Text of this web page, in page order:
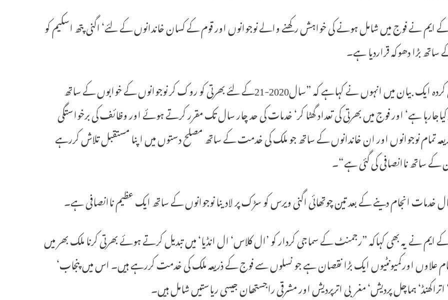
ایم نے فوج میں شامل ہونے کی خواہش رکھنے والے نوجوانوں اور قوم کے کسان خاندانوں کے لئے‘ اگنی پتھ اسکیم کو
بڑا دھوکہ قراردیا ہے۔
جاری کردہ ایک بیان میں انہوں نے کہاہے کہ ”سال2020-21کے لئے بھرتی کو روک کر نوجوانوں کے خوابوں کے ساتھ
کیاجارہا ہے‘ اور فوج میں بھرتی کی تعداد گھٹا کر‘ خدمات کی حد چار سال تک مقرر کرتے ہوئے اور وظائف کی برخواستگی
تمام نوجوانوں اور ان خاندانوں کے ساتھ جو ملک کی خدمت کے ساتھ مصلح دستوں میں اپنا مستقبل تلاش کررہے
کے ساتھ ناانصافی کی گئی ہے“۔
خدمات انجام دینے کے بعد تین چوتھائی اگنی ویرس کو سڑک پر لادینا نوجوانوں کے ساتھ ایک عظیم ناانصافی ہے۔
ایم نے یہ بھی کہاکہ ”رجمنٹ کے سماجی کردار کو ’ال کلاس‘ ال انڈیا‘ میں تبدیل کرتے ہوئے بھرتی کرنا ملک بھر میں
علاوں اورکمیونٹیوں ایک بڑا نقصان ہے جو نسلوں سے فوج کے ذریعہ ملک کی خدمت کررہے ہیں۔ اس میں پنجاب‘
اتراکھنڈ‘ ہماچل پردیش‘ مغربی اترپردیش اور مشرقی راجستھان جیسی ریاستیں شامل ہیں۔